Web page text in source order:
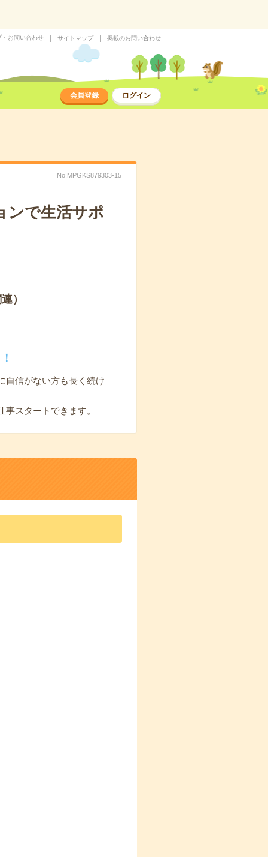
・お問い合わせ サイトマップ 掲載のお問い合わせ
会員登録 ログイン
No.MPGKS879303-15
ンで生活サポ
）
自信がない方も長く続け
スタートできます。